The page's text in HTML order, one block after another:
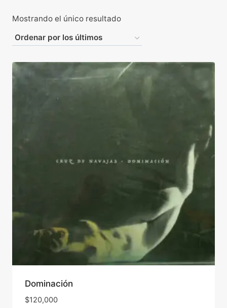
Mostrando el único resultado
Dominación
$120,000